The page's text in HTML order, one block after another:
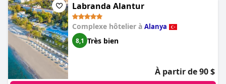
Labranda Alantur
Complexe hôtelier à Alanya
8,1 Très bien
À partir de 90 $